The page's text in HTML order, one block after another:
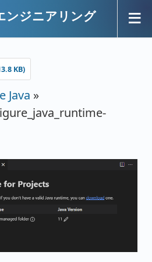
ンジニアリング
KB)
Java »